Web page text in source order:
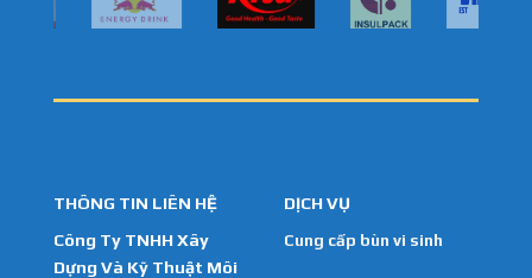
THÔNG TIN LIÊN HỆ
Công Ty TNHH Xây
Dựng Và Kỹ Thuật Môi
DỊCH VỤ
Cung cấp bùn vi sinh